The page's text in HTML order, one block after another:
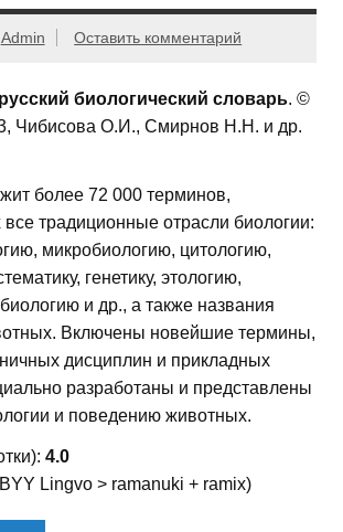
Admin Оставить комментарий
биологический словарь. ©
Чибисова О.И., Смирнов Н.Н. и др.
более 72 000 терминов,
традиционные отрасли биологии:
микробиологию, цитологию,
генетику, этологию,
и др., а также названия
Включены новейшие термины,
дисциплин и прикладных
разработаны и представлены
и поведению животных.
4.0
Lingvo > ramanuki + ramix)